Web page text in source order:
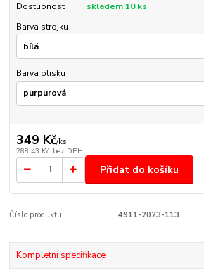
Dostupnost
skladem 10 ks
Barva strojku
Barva otisku
349 Kč/ks
288,43 Kč bez DPH
Přidat do košíku
Číslo produktu: 4911-2023-113
Kompletní specifikace